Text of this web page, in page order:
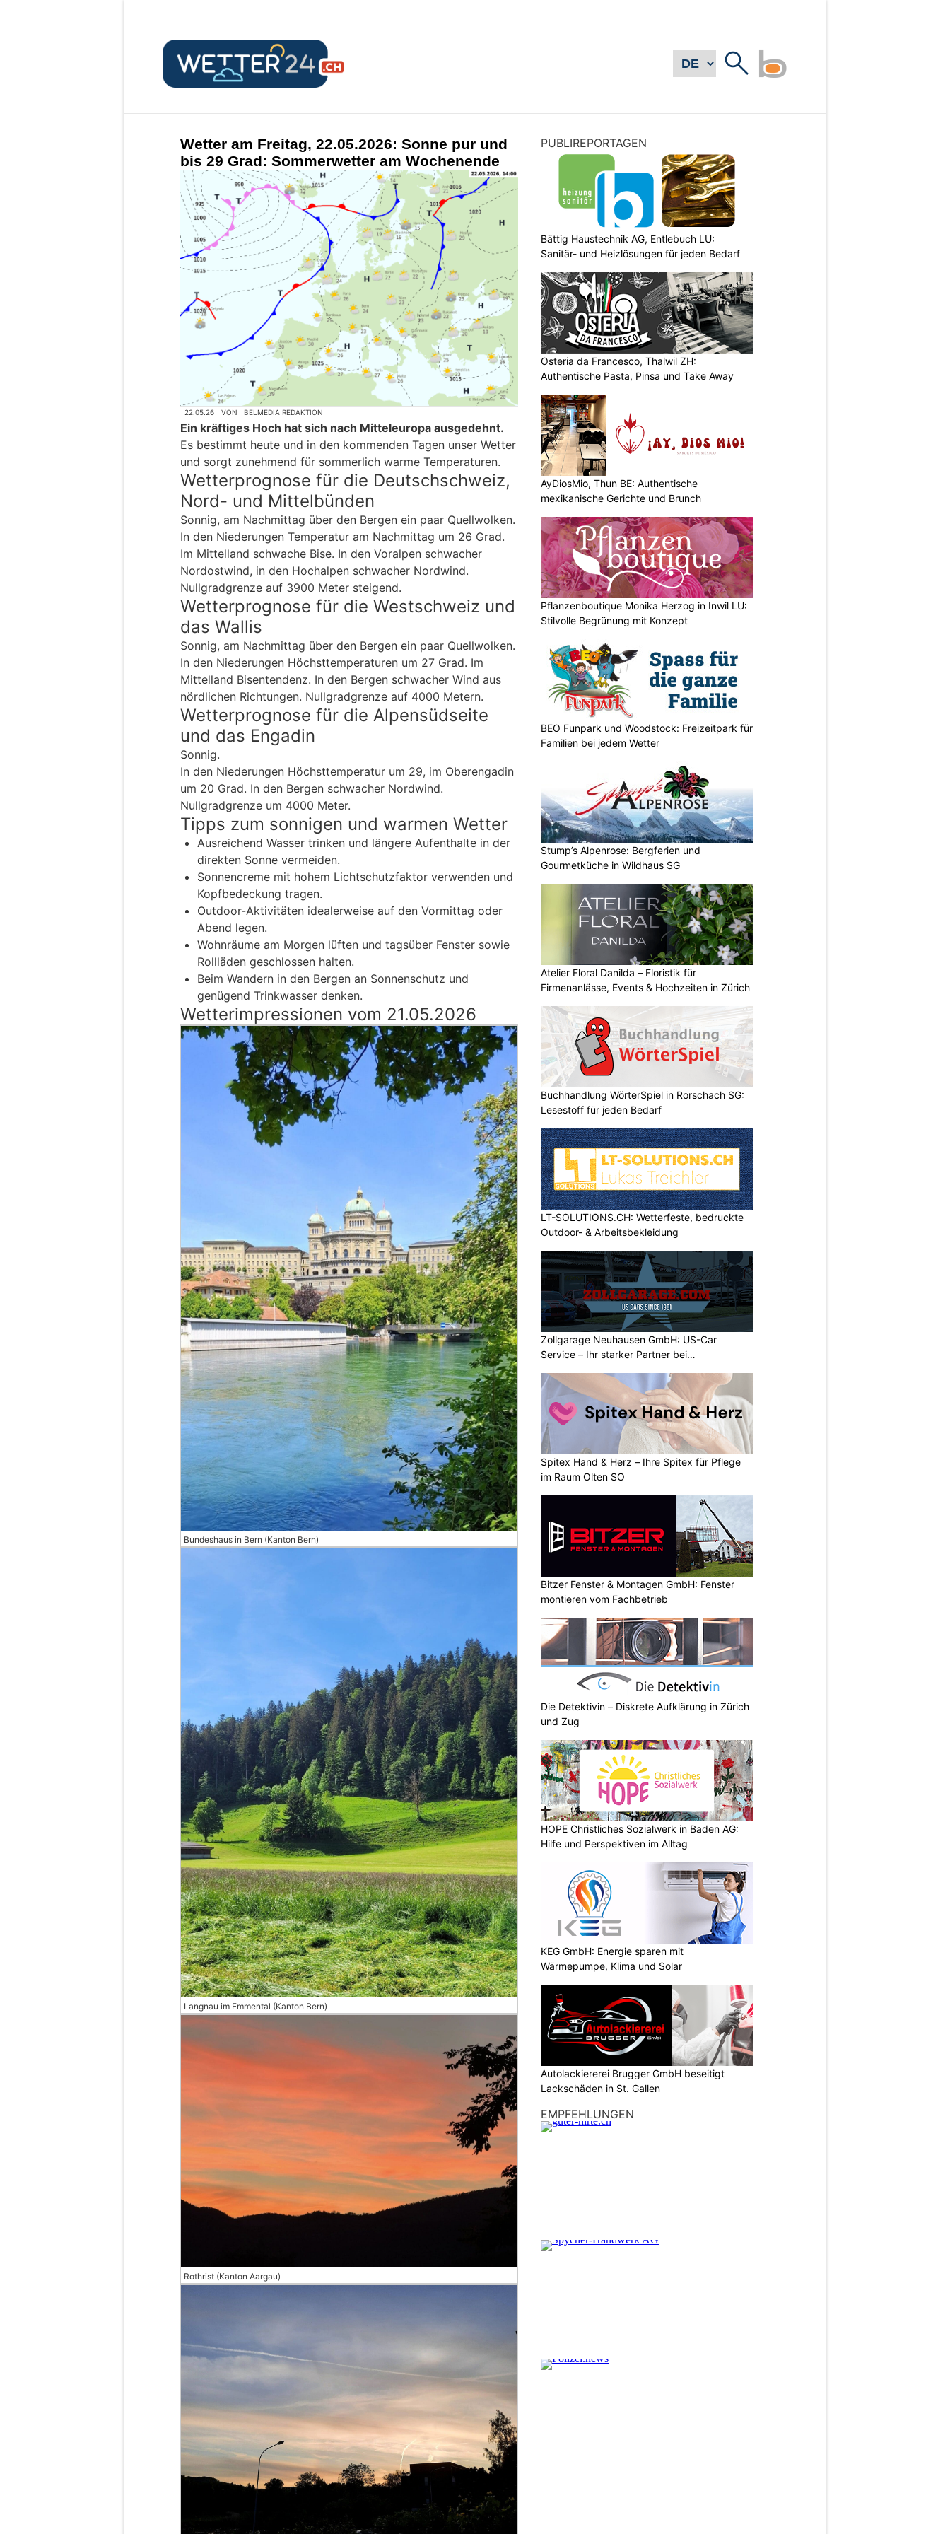
Wetter am Freitag, 22.05.2026: Sonne pur und
bis 29 Grad: Sommerwetter am Wochenende
22.05.26 VON BELMEDIA REDAKTION
Ein kräftiges Hoch hat sich nach Mitteleuropa ausgedehnt.
Es bestimmt heute und in den kommenden Tagen unser Wetter
und sorgt zunehmend für sommerlich warme Temperaturen.
Wetterprognose für die Deutschschweiz,
Nord- und Mittelbünden
Sonnig, am Nachmittag über den Bergen ein paar Quellwolken.
In den Niederungen Temperatur am Nachmittag um 26 Grad.
Im Mittelland schwache Bise. In den Voralpen schwacher
Nordostwind, in den Hochalpen schwacher Nordwind.
Nullgradgrenze auf 3900 Meter steigend.
Wetterprognose für die Westschweiz und
das Wallis
Sonnig, am Nachmittag über den Bergen ein paar Quellwolken.
In den Niederungen Höchsttemperaturen um 27 Grad. Im
Mittelland Bisentendenz. In den Bergen schwacher Wind aus
nördlichen Richtungen. Nullgradgrenze auf 4000 Metern.
Wetterprognose für die Alpensüdseite
und das Engadin
Sonnig.
In den Niederungen Höchsttemperatur um 29, im Oberengadin
um 20 Grad. In den Bergen schwacher Nordwind.
Nullgradgrenze um 4000 Meter.
Tipps zum sonnigen und warmen Wetter
Ausreichend Wasser trinken und längere Aufenthalte in der
direkten Sonne vermeiden.
Sonnencreme mit hohem Lichtschutzfaktor verwenden und
Kopfbedeckung tragen.
Outdoor-Aktivitäten idealerweise auf den Vormittag oder
Abend legen.
Wohnräume am Morgen lüften und tagsüber Fenster sowie
Rollläden geschlossen halten.
Beim Wandern in den Bergen an Sonnenschutz und
genügend Trinkwasser denken.
Wetterimpressionen vom 21.05.2026
Bundeshaus in Bern (Kanton Bern)
Langnau im Emmental (Kanton Bern)
Rothrist (Kanton Aargau)
PUBLIREPORTAGEN
Bättig Haustechnik AG, Entlebuch LU:
Sanitär- und Heizlösungen für jeden Bedarf
Osteria da Francesco, Thalwil ZH:
Authentische Pasta, Pinsa und Take Away
AyDiosMio, Thun BE: Authentische
mexikanische Gerichte und Brunch
Pflanzenboutique Monika Herzog in Inwil LU:
Stilvolle Begrünung mit Konzept
BEO Funpark und Woodstock: Freizeitpark für
Familien bei jedem Wetter
Stump’s Alpenrose: Bergferien und
Gourmetküche in Wildhaus SG
Atelier Floral Danilda – Floristik für
Firmenanlässe, Events & Hochzeiten in Zürich
Buchhandlung WörterSpiel in Rorschach SG:
Lesestoff für jeden Bedarf
LT-SOLUTIONS.CH: Wetterfeste, bedruckte
Outdoor- & Arbeitsbekleidung
Zollgarage Neuhausen GmbH: US-Car
Service – Ihr starker Partner bei
Spitex Hand & Herz – Ihre Spitex für Pflege
im Raum Olten SO
Bitzer Fenster & Montagen GmbH: Fenster
montieren vom Fachbetrieb
Die Detektivin – Diskrete Aufklärung in Zürich
und Zug
HOPE Christliches Sozialwerk in Baden AG:
Hilfe und Perspektiven im Alltag
KEG GmbH: Energie sparen mit
Wärmepumpe, Klima und Solar
Autolackiererei Brugger GmbH beseitigt
Lackschäden in St. Gallen
EMPFEHLUNGEN